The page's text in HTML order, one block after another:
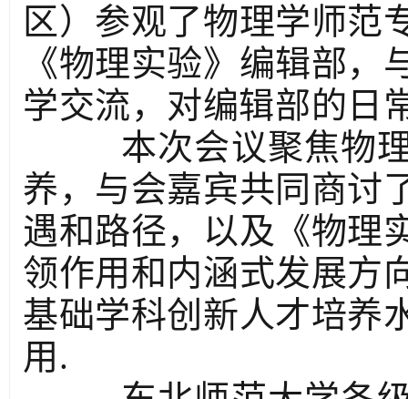
区）参观了物理学师范
《物理实验》编辑部
学交流，对编辑部的日
本次会议聚焦物理
养，与会嘉宾共同商讨
遇和路径，以及《物理
领作用和内涵式发展方
基础学科创新人才培养
用.